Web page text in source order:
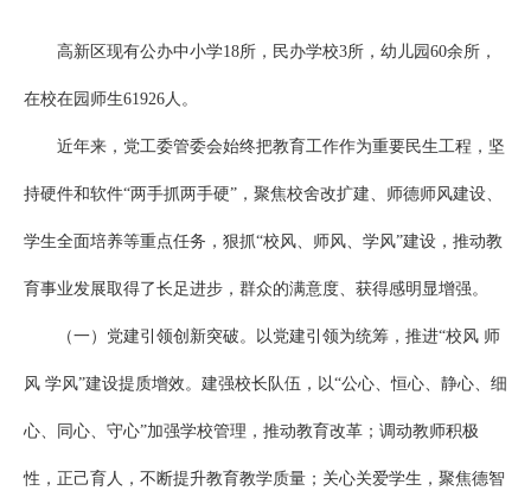
高新区现有公办中小学18所，民办学校3所，幼儿园60余所，
在校在园师生61926人。
近年来，党工委管委会始终把教育工作作为重要民生工程，坚
持硬件和软件“两手抓两手硬”，聚焦校舍改扩建、师德师风建设、
学生全面培养等重点任务，狠抓“校风、师风、学风”建设，推动教
育事业发展取得了长足进步，群众的满意度、获得感明显增强。
（一）党建引领创新突破。以党建引领为统筹，推进“校风 师
风 学风”建设提质增效。建强校长队伍，以“公心、恒心、静心、细
心、同心、守心”加强学校管理，推动教育改革；调动教师积极
性，正己育人，不断提升教育教学质量；关心关爱学生，聚焦德智